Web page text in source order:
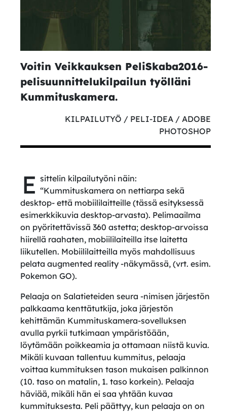
Voitin Veikkauksen PeliSkaba2016-
pelisuunnittelukilpailun työlläni
Kummituskamera.
KILPAILUTYÖ / PELI-IDEA / ADOBE
PHOTOSHOP
E sittelin kilpailutyöni näin:
“Kummituskamera on nettiarpa sekä
desktop- että mobiililaitteille (tässä esityksessä
esimerkkikuvia desktop-arvasta). Pelimaailma
on pyöritettävissä 360 astetta; desktop-arvoissa
hiirellä raahaten, mobiililaiteilla itse laitetta
liikutellen. Mobiililaitteilla myös mahdollisuus
pelata augmented reality -näkymässä, (vrt. esim.
Pokemon GO).
Pelaaja on Salatieteiden seura -nimisen järjestön
palkkaama kenttätutkija, joka järjestön
kehittämän Kummituskamera-sovelluksen
avulla pyrkii tutkimaan ympäristöään,
löytämään poikkeamia ja ottamaan niistä kuvia.
Mikäli kuvaan tallentuu kummitus, pelaaja
voittaa kummituksen tason mukaisen palkinnon
(10. taso on matalin, 1. taso korkein). Pelaaja
häviää, mikäli hän ei saa yhtään kuvaa
kummituksesta. Peli päättyy, kun pelaaja on on